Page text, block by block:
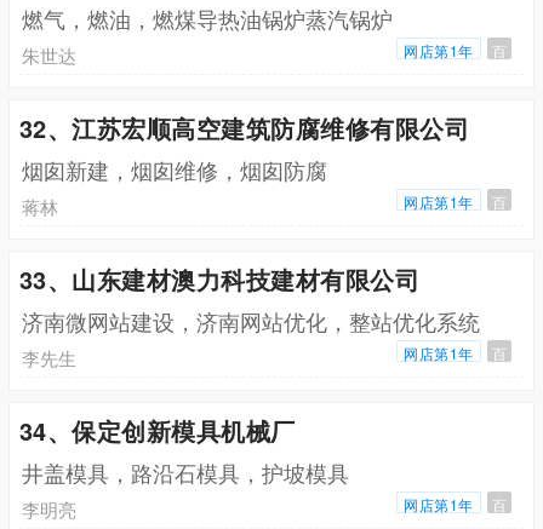
燃气，燃油，燃煤导热油锅炉蒸汽锅炉
朱世达 网店第1年 百
32、江苏宏顺高空建筑防腐维修有限公司
烟囱新建，烟囱维修，烟囱防腐
蒋林 网店第1年 百
33、山东建材澳力科技建材有限公司
济南微网站建设，济南网站优化，整站优化系统
李先生 网店第1年 百
34、保定创新模具机械厂
井盖模具，路沿石模具，护坡模具
李明亮 网店第1年 百